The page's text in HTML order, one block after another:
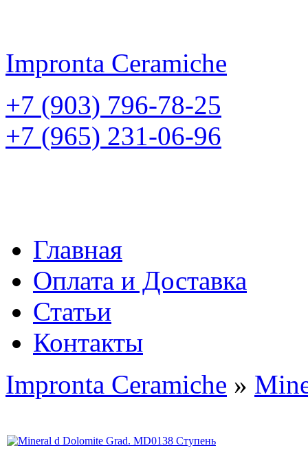
Impronta Ceramiche
+7 (903) 796-78-25
+7 (965) 231-06-96
Главная
Оплата и Доставка
Статьи
Контакты
Impronta Ceramiche »